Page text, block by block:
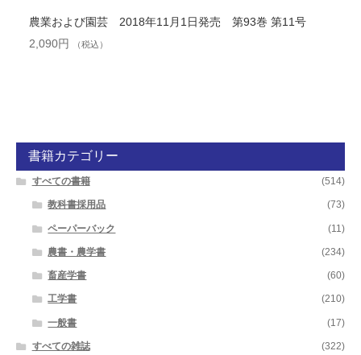
農業および園芸 2018年11月1日発売 第93巻 第11号
2,090円 （税込）
書籍カテゴリー
すべての書籍 (514)
教科書採用品 (73)
ペーパーバック (11)
農書・農学書 (234)
畜産学書 (60)
工学書 (210)
一般書 (17)
すべての雑誌 (322)